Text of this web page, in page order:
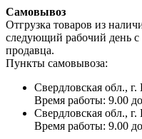
Самовывоз
Отгрузка товаров из
следующий рабочий день с
продавца.
Пункты самовывоза:
Свердловская обл.,
Время работы: 9.00
Свердловская обл.,
Время работы: 9.00